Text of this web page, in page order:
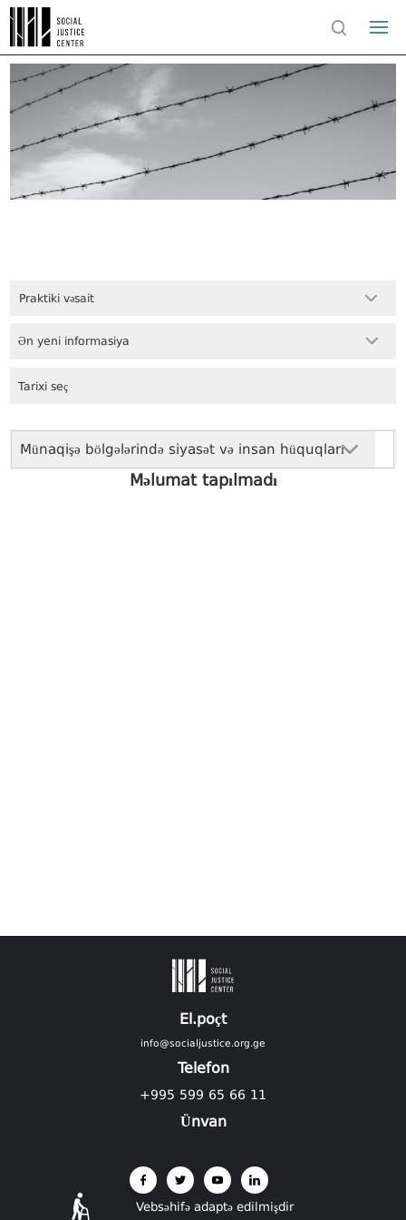
Praktiki vəsait
Münaqişə bölgələrində siyasət və insan hüquqları
Ən yeni informasiya
Məlumat tapılmadı
El.poçt
info@socialjustice.org.ge
Telefon
+995 599 65 66 11
Ünvan
Vebsəhifə adaptə edilmişdir